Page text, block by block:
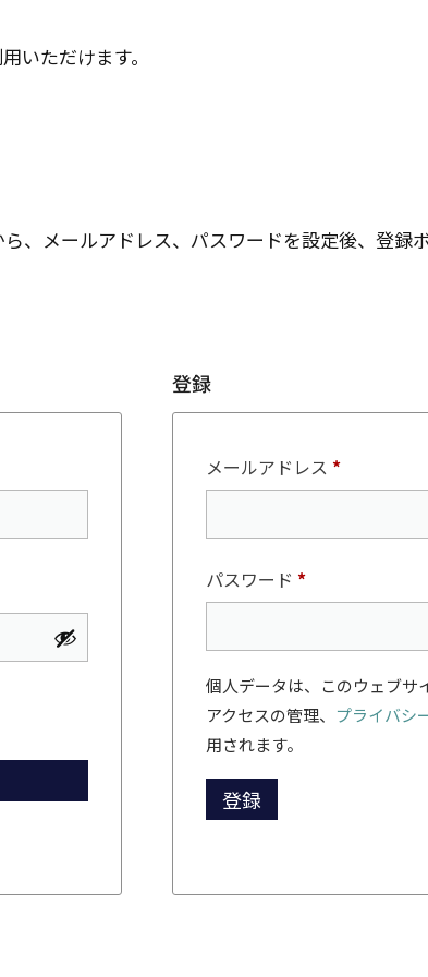
いただけます。
、メールアドレス、パスワードを設定後、登録
登録
メールアドレス *
パスワード *
個人データは、このウェブサ
アクセスの管理、
プライバシ
用されます。
登録